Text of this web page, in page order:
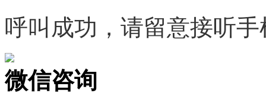
呼叫成功，请留意接听手
微信咨询